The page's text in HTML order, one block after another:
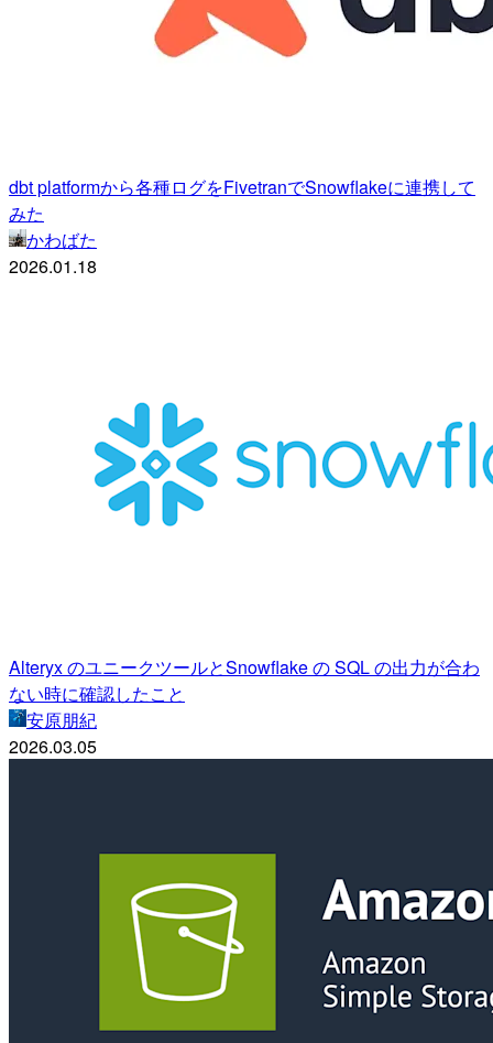
dbt platformから各種ログをFivetranでSnowflakeに連携して
みた
かわばた
2026.01.18
Alteryx のユニークツールとSnowflake の SQL の出力が合わ
ない時に確認したこと
安原朋紀
2026.03.05